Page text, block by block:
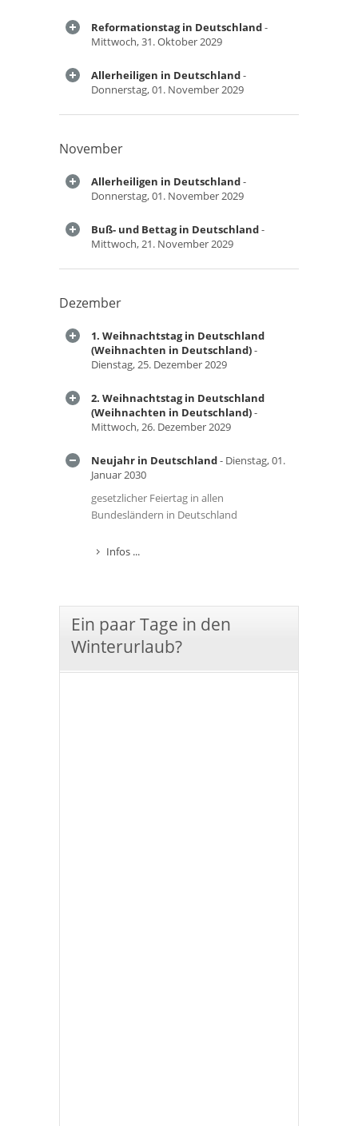
Reformationstag in Deutschland-
Mittwoch, 31. Oktober 2029
Allerheiligen in Deutschland-
Donnerstag, 01. November 2029
November
Allerheiligen in Deutschland-
Donnerstag, 01. November 2029
Buß- und Bettag in Deutschland-
Mittwoch, 21. November 2029
Dezember
1. Weihnachtstag in Deutschland
(Weihnachten in Deutschland)-
Dienstag, 25. Dezember 2029
2. Weihnachtstag in Deutschland
(Weihnachten in Deutschland)-
Mittwoch, 26. Dezember 2029
Neujahr in Deutschland- Dienstag, 01.
Januar 2030
gesetzlicher Feiertag in allen
Bundesländern in Deutschland
Infos ...
Ein paar Tage in den
Winterurlaub?